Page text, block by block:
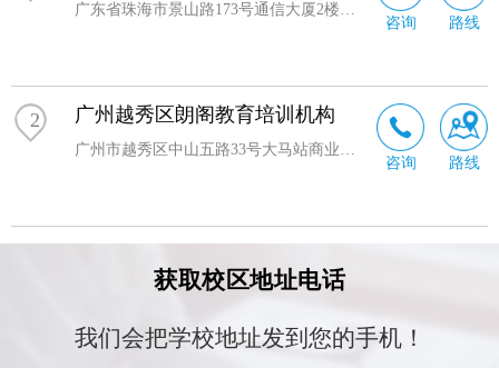
GRE、
GMAT等应试类教育的专业性上还融入了美国人创
广东省珠海市景山路173号通信大厦2楼整层
咨询 路线
2 广州越秀区朗阁教育培训机构
广州市越秀区中山五路33号大马站商业中心12楼12D单元
咨询 路线